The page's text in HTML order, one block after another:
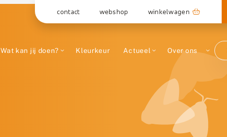
contact webshop winkelwagen
Wat kan jij doen? Kleurkeur Actueel Over ons